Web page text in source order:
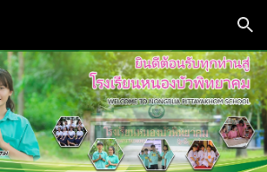
Skip to navigation